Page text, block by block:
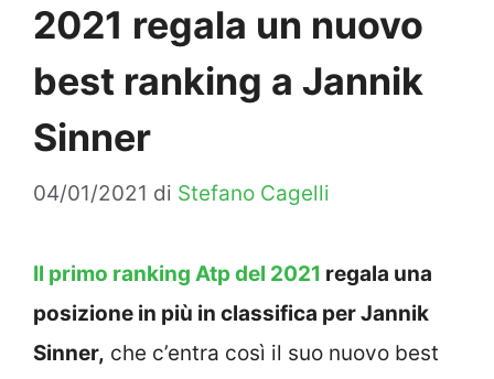
2021 regala un nuovo
best ranking a Jannik
Sinner
04/01/2021 di Stefano Cagelli
Il primo ranking Atp del 2021 regala una
posizione in più in classifica per Jannik
Sinner, che c’entra così il suo nuovo best